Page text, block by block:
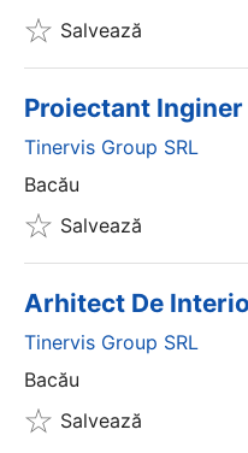
Salvează
Proiectant
Tinervis Group SRL
Bacău
Salvează
Arhitect De
Tinervis Group SRL
Bacău
Salvează